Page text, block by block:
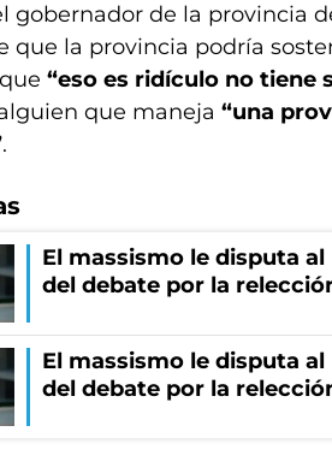
gobernador de la provincia
que la provincia podría
“eso es ridículo no tiene
que maneja “una
.
El massismo le disputa
del debate por la
El massismo le disputa
del debate por la